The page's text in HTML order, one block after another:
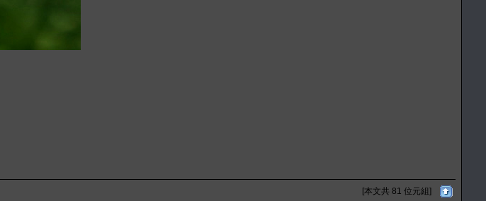
[本文共 81 位元組]